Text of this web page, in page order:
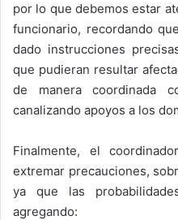
por lo que debemos estar
funcionario, recordando
dado instrucciones
que pudieran resultar
de manera coordinada
canalizando apoyos a los
Finalmente, el
extremar precauciones,
ya que las
agregando: